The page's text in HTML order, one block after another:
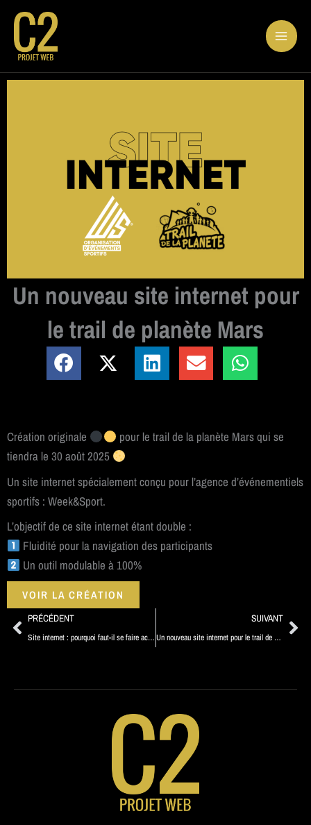
contenu
Un nouveau site internet pour
le trail de planète Mars
Création originale
pour le trail de la planète Mars qui se
tiendra le 30 août 2025
Un site internet spécialement conçu pour l’agence d’événementiels
sportifs : Week&Sport.
L’objectif de ce site internet étant double :
Fluidité pour la navigation des participants
Un outil modulable à 100%
VOIR LA CRÉATION
Précédent
PRÉCÉDENT
Site internet : pourquoi faut-il se faire accompagner ?
SUIVANT
Un nouveau site internet pour le trail de Villerest